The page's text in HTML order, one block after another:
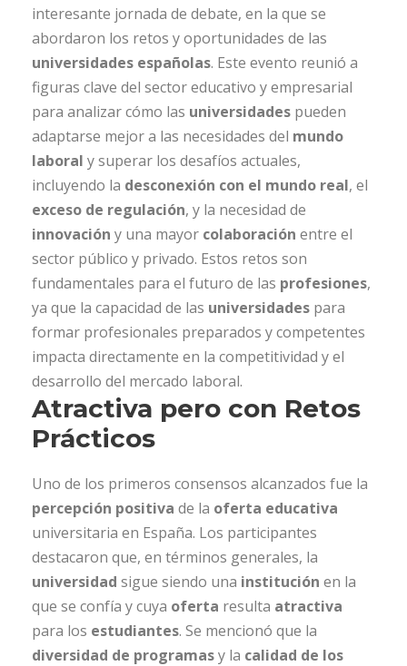
interesante jornada de debate, en la que se
abordaron los retos y oportunidades de las
universidades españolas. Este evento reunió a
figuras clave del sector educativo y empresarial
para analizar cómo las universidades pueden
adaptarse mejor a las necesidades del mundo
laboral y superar los desafíos actuales,
incluyendo la desconexión con el mundo real, el
exceso de regulación, y la necesidad de
innovación y una mayor colaboración entre el
sector público y privado. Estos retos son
fundamentales para el futuro de las profesiones,
ya que la capacidad de las universidades para
formar profesionales preparados y competentes
impacta directamente en la competitividad y el
desarrollo del mercado laboral.
Atractiva pero con Retos
Prácticos
Uno de los primeros consensos alcanzados fue la
percepción positiva de la oferta educativa
universitaria en España. Los participantes
destacaron que, en términos generales, la
universidad sigue siendo una institución en la
que se confía y cuya oferta resulta atractiva
para los estudiantes. Se mencionó que la
diversidad de programasy la calidad de los